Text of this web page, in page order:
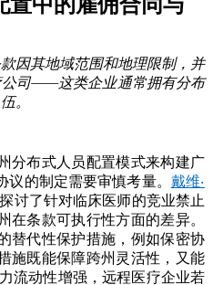
因其地域范围和地理限制，并
公司——这类企业通常拥有分布
。
分布式人员配置模式来构建广
的制定需要审慎考量。 戴维·
讨了针对临床医师的竞业禁止
在条款可执行性方面的差异。
替代性保护措施，例如保密协
施既能保障跨州灵活性，又能
流动性增强，远程医疗企业若